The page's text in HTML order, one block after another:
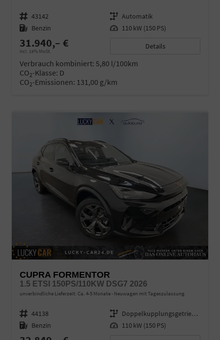
Fahrzeugnr. 43142 Getriebe Automatik
Kraftstoff Benzin Leistung 110 kW (150 PS)
31.940,– €
incl. 19% MwSt.
Details
Verbrauch kombiniert: 5,80 l/100km
CO2-Klasse: D
CO2-Emissionen: 131,00 g/km
CUPRA FORMENTOR
1.5 ETSI 150PS/110KW DSG7 2026
unverbindliche Lieferzeit: Ca. 4-5 Monate Neuwagen mit Tageszulassung
Fahrzeugnr. 44138 Getriebe
Doppelkupplungsgetriebe (DSG)
Kraftstoff Benzin Leistung 110 kW (150 PS)